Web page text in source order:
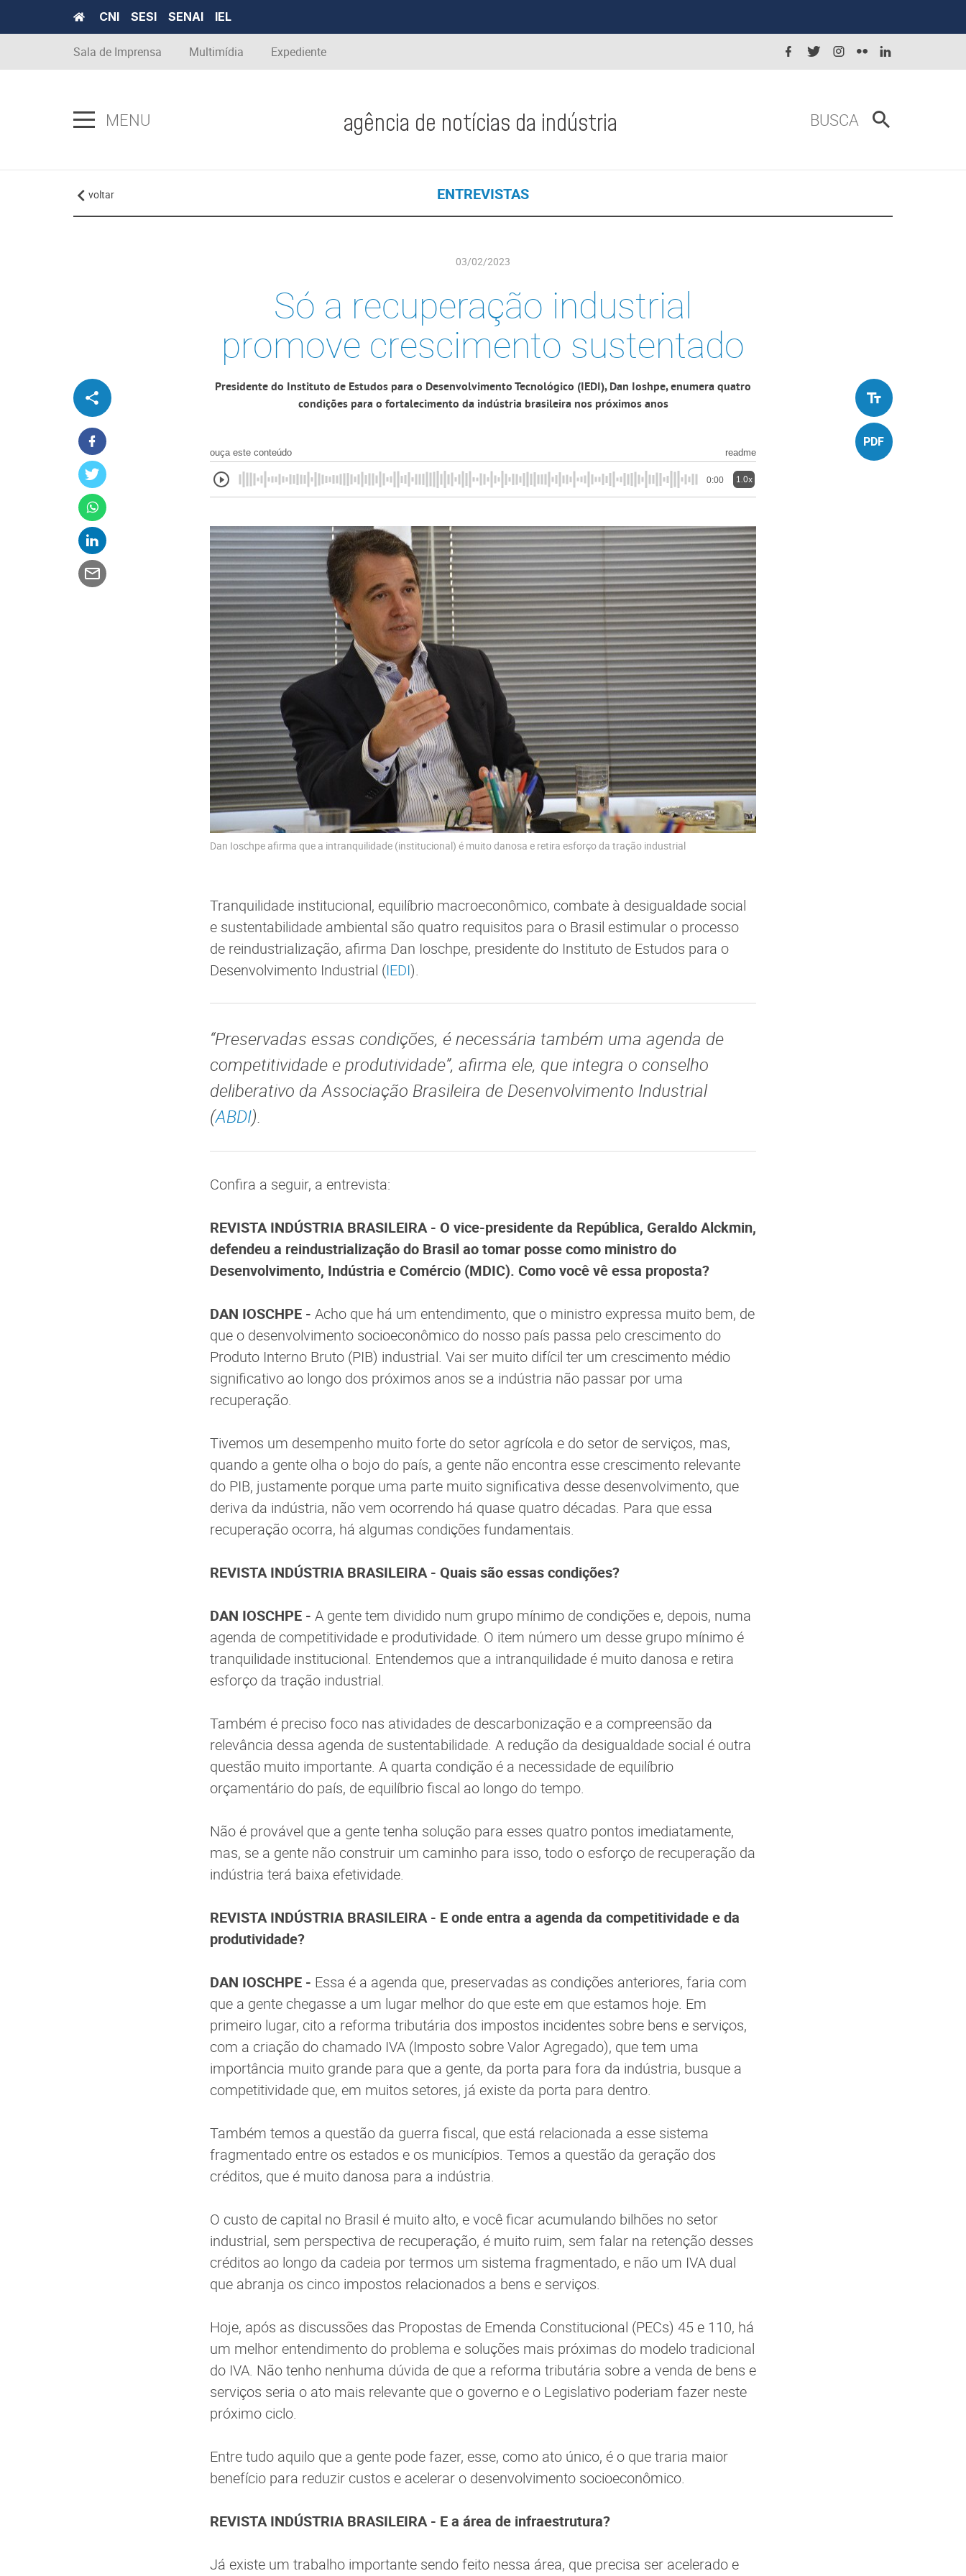
CNI SESI SENAI IEL
Sala de Imprensa Multimídia Expediente
MENU agência de notícias da indústria BUSCA
voltar ENTREVISTAS
03/02/2023
Só a recuperação industrial
promove crescimento sustentado
Presidente do Instituto de Estudos para o Desenvolvimento Tecnológico (IEDI), Dan Ioshpe, enumera quatro
condições para o fortalecimento da indústria brasileira nos próximos anos
ouça este conteúdo readme
0:00 1.0x
Dan Ioschpe afirma que a intranquilidade (institucional) é muito danosa e retira esforço da tração industrial
Tranquilidade institucional, equilíbrio macroeconômico, combate à desigualdade social
e sustentabilidade ambiental são quatro requisitos para o Brasil estimular o processo
de reindustrialização, afirma Dan Ioschpe, presidente do Instituto de Estudos para o
Desenvolvimento Industrial (IEDI).
“Preservadas essas condições, é necessária também uma agenda de
competitividade e produtividade”, afirma ele, que integra o conselho
deliberativo da Associação Brasileira de Desenvolvimento Industrial
(ABDI).
Confira a seguir, a entrevista:
REVISTA INDÚSTRIA BRASILEIRA - O vice-presidente da República, Geraldo Alckmin,
defendeu a reindustrialização do Brasil ao tomar posse como ministro do
Desenvolvimento, Indústria e Comércio (MDIC). Como você vê essa proposta?
DAN IOSCHPE - Acho que há um entendimento, que o ministro expressa muito bem, de
que o desenvolvimento socioeconômico do nosso país passa pelo crescimento do
Produto Interno Bruto (PIB) industrial. Vai ser muito difícil ter um crescimento médio
significativo ao longo dos próximos anos se a indústria não passar por uma
recuperação.
Tivemos um desempenho muito forte do setor agrícola e do setor de serviços, mas,
quando a gente olha o bojo do país, a gente não encontra esse crescimento relevante
do PIB, justamente porque uma parte muito significativa desse desenvolvimento, que
deriva da indústria, não vem ocorrendo há quase quatro décadas. Para que essa
recuperação ocorra, há algumas condições fundamentais.
REVISTA INDÚSTRIA BRASILEIRA - Quais são essas condições?
DAN IOSCHPE - A gente tem dividido num grupo mínimo de condições e, depois, numa
agenda de competitividade e produtividade. O item número um desse grupo mínimo é
tranquilidade institucional. Entendemos que a intranquilidade é muito danosa e retira
esforço da tração industrial.
Também é preciso foco nas atividades de descarbonização e a compreensão da
relevância dessa agenda de sustentabilidade. A redução da desigualdade social é outra
questão muito importante. A quarta condição é a necessidade de equilíbrio
orçamentário do país, de equilíbrio fiscal ao longo do tempo.
Não é provável que a gente tenha solução para esses quatro pontos imediatamente,
mas, se a gente não construir um caminho para isso, todo o esforço de recuperação da
indústria terá baixa efetividade.
REVISTA INDÚSTRIA BRASILEIRA - E onde entra a agenda da competitividade e da
produtividade?
DAN IOSCHPE - Essa é a agenda que, preservadas as condições anteriores, faria com
que a gente chegasse a um lugar melhor do que este em que estamos hoje. Em
primeiro lugar, cito a reforma tributária dos impostos incidentes sobre bens e serviços,
com a criação do chamado IVA (Imposto sobre Valor Agregado), que tem uma
importância muito grande para que a gente, da porta para fora da indústria, busque a
competitividade que, em muitos setores, já existe da porta para dentro.
Também temos a questão da guerra fiscal, que está relacionada a esse sistema
fragmentado entre os estados e os municípios. Temos a questão da geração dos
créditos, que é muito danosa para a indústria.
O custo de capital no Brasil é muito alto, e você ficar acumulando bilhões no setor
industrial, sem perspectiva de recuperação, é muito ruim, sem falar na retenção desses
créditos ao longo da cadeia por termos um sistema fragmentado, e não um IVA dual
que abranja os cinco impostos relacionados a bens e serviços.
Hoje, após as discussões das Propostas de Emenda Constitucional (PECs) 45 e 110, há
um melhor entendimento do problema e soluções mais próximas do modelo tradicional
do IVA. Não tenho nenhuma dúvida de que a reforma tributária sobre a venda de bens e
serviços seria o ato mais relevante que o governo e o Legislativo poderiam fazer neste
próximo ciclo.
Entre tudo aquilo que a gente pode fazer, esse, como ato único, é o que traria maior
benefício para reduzir custos e acelerar o desenvolvimento socioeconômico.
REVISTA INDÚSTRIA BRASILEIRA - E a área de infraestrutura?
Já existe um trabalho importante sendo feito nessa área, que precisa ser acelerado e